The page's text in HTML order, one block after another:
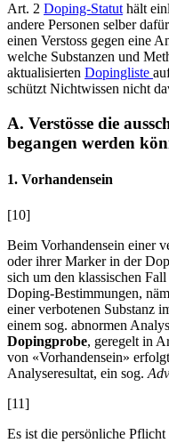
Art. 2 Doping-Statuthält
andere Personen selber
einen Verstoss gegen eine
welche Substanzen und
aktualisierten Dopingliste
schützt Nichtwissen nicht
A. Verstösse die
begangen werden
1. Vorhandensein
[10]
Beim Vorhandensein einer
oder ihrer Marker in der
sich um den klassischen
Doping-Bestimmungen,
einer verbotenen Substanz
einem sog. abnormen
Dopingprobe, geregelt in
von «Vorhandensein»
Analyseresultat, ein sog.
[11]
Es ist die persönliche